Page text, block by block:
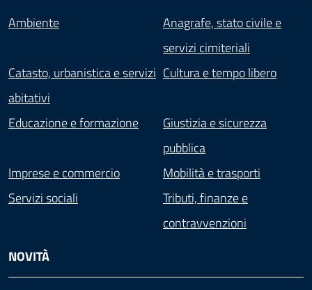
Ambiente
Anagrafe, stato civile e
servizi cimiteriali
Catasto, urbanistica e servizi
abitativi
Cultura e tempo libero
Educazione e formazione
Giustizia e sicurezza
pubblica
Imprese e commercio
Mobilità e trasporti
Servizi sociali
Tributi, finanze e
contravvenzioni
NOVITÀ